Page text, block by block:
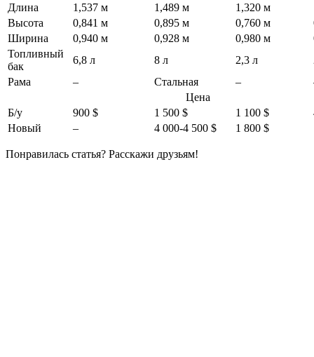
Длина
1,537 м 1,489 м 1,320 м
Высота
0,841 м 0,895 м 0,760 м
Ширина
0,940 м 0,928 м 0,980 м
Топливный
бак
6,8 л 8 л 2,3 л
Рама
– Стальная –
Цена
Б/у
900 $ 1 500 $ 1 100 $
Новый
– 4 000-4 500 $ 1 800 $
Понравилась статья? Расскажи друзьям!